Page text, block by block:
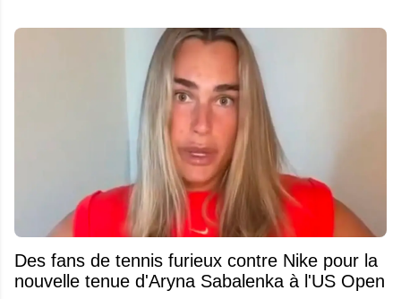
Des fans de tennis furieux contre Nike pour la
nouvelle tenue d'Aryna Sabalenka à l'US Open